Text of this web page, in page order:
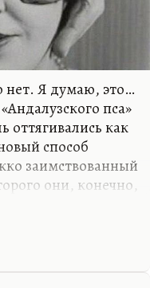
нет. Я думаю, это…
пса»
оттягивались как
способ
заимствованный
они, конечно,
чередование, как
Вот
с